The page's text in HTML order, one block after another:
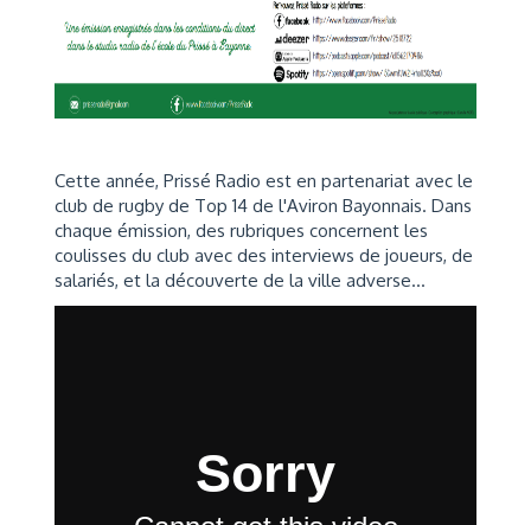
Cette année, Prissé Radio est en partenariat avec le
club de rugby de Top 14 de l'Aviron Bayonnais. Dans
chaque émission, des rubriques concernent les
coulisses du club avec des interviews de joueurs, de
salariés, et la découverte de la ville adverse...